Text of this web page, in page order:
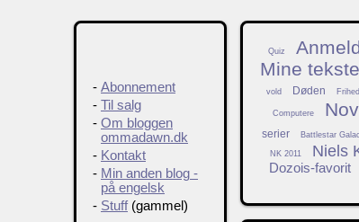
Quiz
Mine
vold Døden Frihed
Computere
serier
Battlestar
NK 2011 Niels
Dozois-favorit
- Abonnement
- Til salg
- Om bloggen
ommadawn.dk
- Kontakt
- Min anden blog -
på engelsk
- Stuff(gammel)